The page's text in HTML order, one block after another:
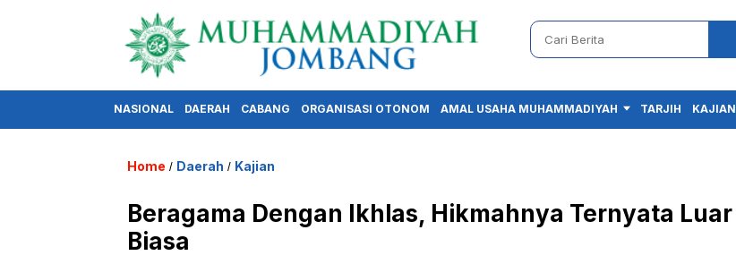
NASIONAL DAERAH CABANG ORGANISASI OTONOM AMAL USAHA MUHAMMADIYAH TARJIH KAJIAN
Home / Daerah / Kajian
Beragama Dengan Ikhlas, Hikmahnya Ternyata Luar
Biasa